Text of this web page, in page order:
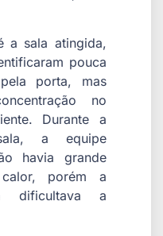
a sala atingida,
pouca
porta, mas
no
Durante a
a equipe
havia grande
porém a
dificultava a